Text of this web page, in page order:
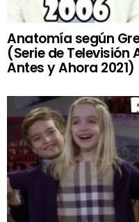
Anatomía según
(Serie de
Antes y Ahora 2021)